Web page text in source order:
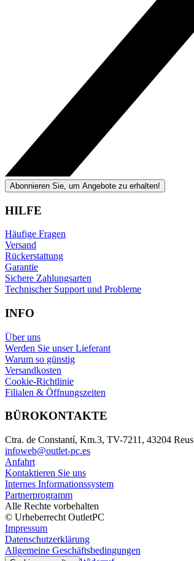
Abonnieren Sie, um Angebote zu erhalten!
HILFE
Häufige Fragen
Versand
Rückerstattung
Garantie
Sichere Zahlungsarten
Technischer Support und Probleme
INFO
Über uns
Werden Sie unser Lieferant
Warum so günstig
Versandkosten
Cookie-Richtlinie
Filialen & Öffnungszeiten
BÜROKONTAKTE
Ctra. de Constantí, Km.3, TV-7211, 43204 Reus
infoweb@outlet-pc.es
Anfahrt
Kontaktieren Sie uns
Internes Informationssystem
Partnerprogramm
Alle Rechte vorbehalten
© Urheberrecht OutletPC
Impressum
Datenschutzerklärung
Allgemeine Geschäftsbedingungen